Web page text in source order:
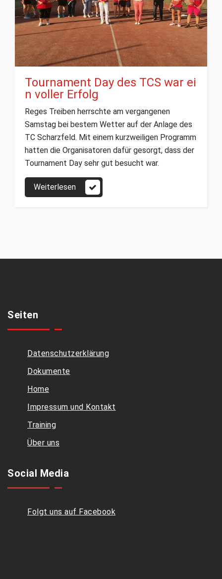
Tournament Day des TCS war ei
n voller Erfolg
Reges Treiben herrschte am vergangenen
Samstag bei bestem Wetter auf der Anlage des
TC Scharzfeld. Mit einem kurzweiligen Programm
hatten die Organisatoren dafür gesorgt, dass der
Tournament Day sehr gut besucht war.
Weiterlesen
Seiten
Datenschutzerklärung
Dokumente
Home
Impressum und Kontakt
Training
Über uns
Social Media
Folgt uns auf Facebook